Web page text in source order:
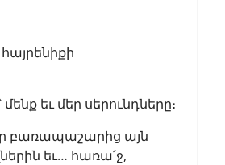
եւ մեր սերունդները։
բառապաշարից այն
եւ… հառա՛ջ,